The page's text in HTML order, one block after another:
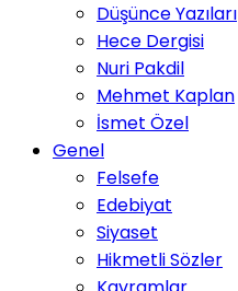
Düşünce Yazıları
Hece Dergisi
Nuri Pakdil
Mehmet Kaplan
İsmet Özel
Genel
Felsefe
Edebiyat
Siyaset
Hikmetli Sözler